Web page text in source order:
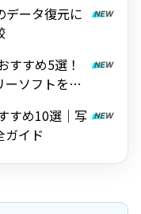
データ復元に
すすめ5選！
ソフトを厳
すめ10選｜写
ガイド